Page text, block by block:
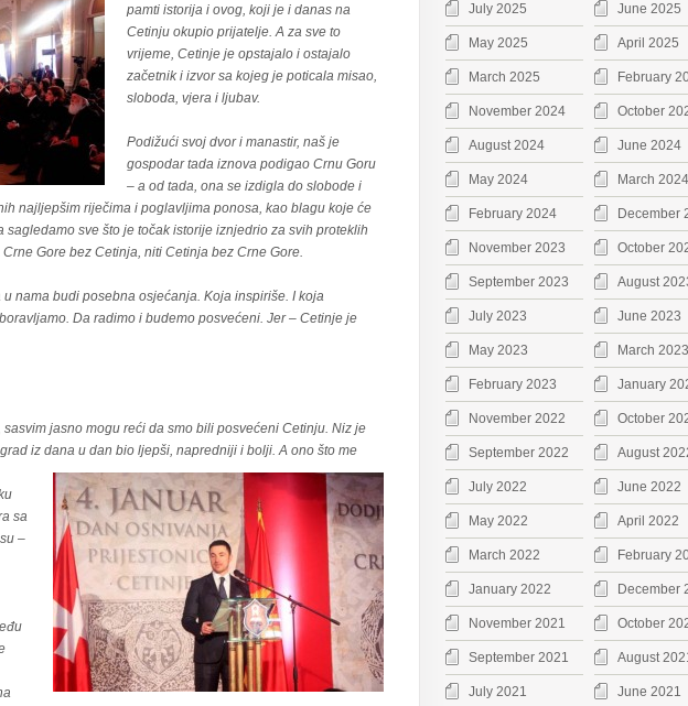
pamti istorija i ovog, koji je i danas na
Cetinju okupio prijatelje. A za sve to
vrijeme, Cetinje je opstajalo i ostajalo
začetnik i izvor sa kojeg je poticala misao,
sloboda, vjera i ljubav.
Podižući svoj dvor i manastir, naš je
gospodar tada iznova podigao Crnu Goru
– a od tada, ona se izdigla do slobode i
najljepšim riječima i poglavljima ponosa, kao blagu koje će
sagledamo sve što je točak istorije iznjedrio za svih proteklih
Gore bez Cetinja, niti Cetinja bez Crne Gore.
nama budi posebna osjećanja. Koja inspiriše. I koja
Da radimo i budemo posvećeni. Jer – Cetinje je
jasno mogu reći da smo bili posvećeni Cetinju. Niz je
izdana u dan bio ljepši, napredniji i bolji. A ono što me
sa
–
July 2025 June 2025
May 2025 April 2025
March 2025 February
November 2024 October
August 2024 June 2024
May 2024 March 2024
February 2024 December
November 2023 October
September 2023 August
July 2023 June 2023
May 2023 March 2023
February 2023 January
November 2022 October
September 2022 August
July 2022 June 2022
May 2022 April 2022
March 2022 February
January 2022 December
November 2021 October
September 2021 August
July 2021 June 2021